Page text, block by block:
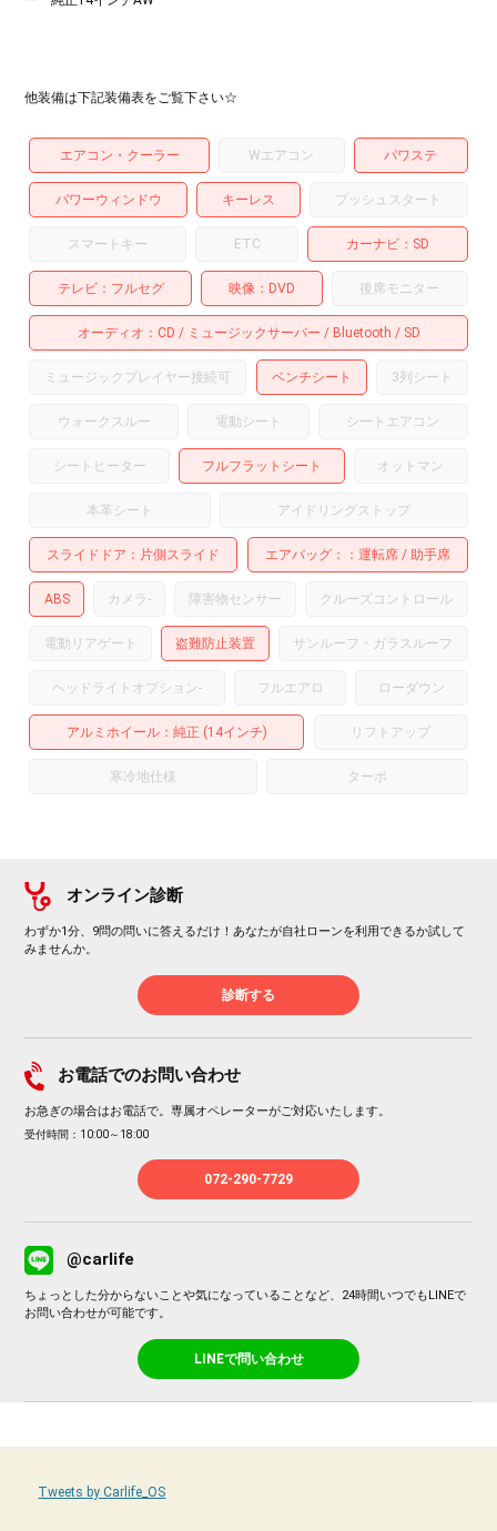
他装備は下記装備表をご覧下さい☆
エアコン・クーラー Wエアコン パワステ
パワーウィンドウ キーレス プッシュスタート
スマートキー ETC カーナビ SD
テレビ フルセグ 映像 DVD 後席モニター
オーディオ CD ミュージックサーバー Bluetooth SD
ミュージックプレイヤー接続可 ベンチシート 3列シート
ウォークスルー 電動シート シートエアコン
シートヒーター フルフラットシート オットマン
本革シート アイドリングストップ
スライドドア 片側スライド エアバッグ： 運転席 助手席
ABS カメラ- 障害物センサー クルーズコントロール
電動リアゲート 盗難防止装置 サンルーフ・ガラスルーフ
ヘッドライトオプション- フルエアロ ローダウン
アルミホイール：純正 (14インチ) リフトアップ
寒冷地仕様 ターボ
オンライン診断
わずか1分、9問の問いに答えるだけ！あなたが自社ローンを利用できるか試して
みませんか。
診断する
お電話でのお問い合わせ
お急ぎの場合はお電話で。専属オペレーターがご対応いたします。
受付時間：10:00～18:00
072-290-7729
@carlife
ちょっとした分からないことや気になっていることなど、24時間いつでもLINEで
お問い合わせが可能です。
LINEで問い合わせ
Tweets by Carlife_OS